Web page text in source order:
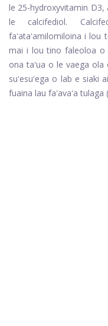
le 25-hydroxyvitamin D3,
le calcifediol.
faʻataʻamilomiloina i
mai i lou tino faleoloa o
ona taʻua o le vaega ola
suʻesuʻega o lab e siaki
fuaina lau faʻavaʻa tulaga